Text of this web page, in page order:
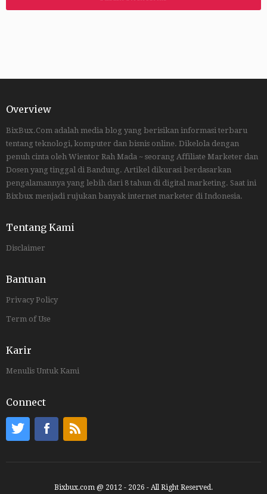
Overview
BixBux.Com adalah media blog yang berisikan informasi terbaru
tentang teknologi, komputer dan bisnis online. Dikelola dengan
penuh cinta oleh Wientor Rah Mada ~ seorang Affiliate Marketer dan
Dosen yang tinggal di Bandung. Artikel dikurasi berdasarkan
pengalamannya yang lebih dari 8 tahun di digital marketing. Saat ini
Bixbux menjadi rujukan banyak internet marketer di Indonesia.
Tentang Kami
Disclaimer
Bantuan
Privacy Policy
Term of Use
Karir
Menulis Untuk Kami
Connect
Bixbux.com @ 2012 - 2026 - All Right Reserved.